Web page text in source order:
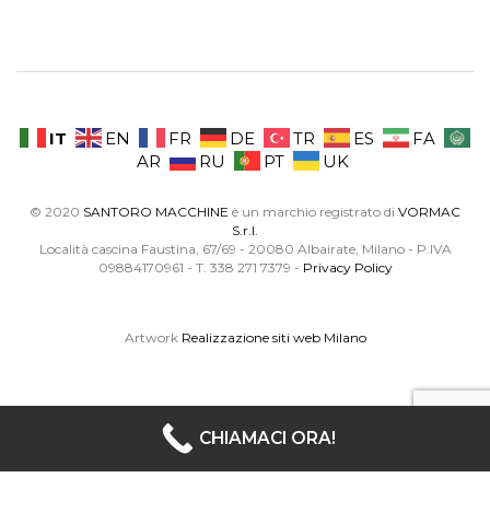
IT EN FR DE TR ES
FA
AR
RU PT UK
© 2020 SANTORO MACCHINE è un marchio registrato di VORMAC
S.r.l.
Località cascina Faustina, 67/69 - 20080 Albairate, Milano - P.IVA
09884170961 - T. 338 271 7379 - Privacy Policy
Artwork Realizzazione siti web Milano
CHIAMACI ORA!